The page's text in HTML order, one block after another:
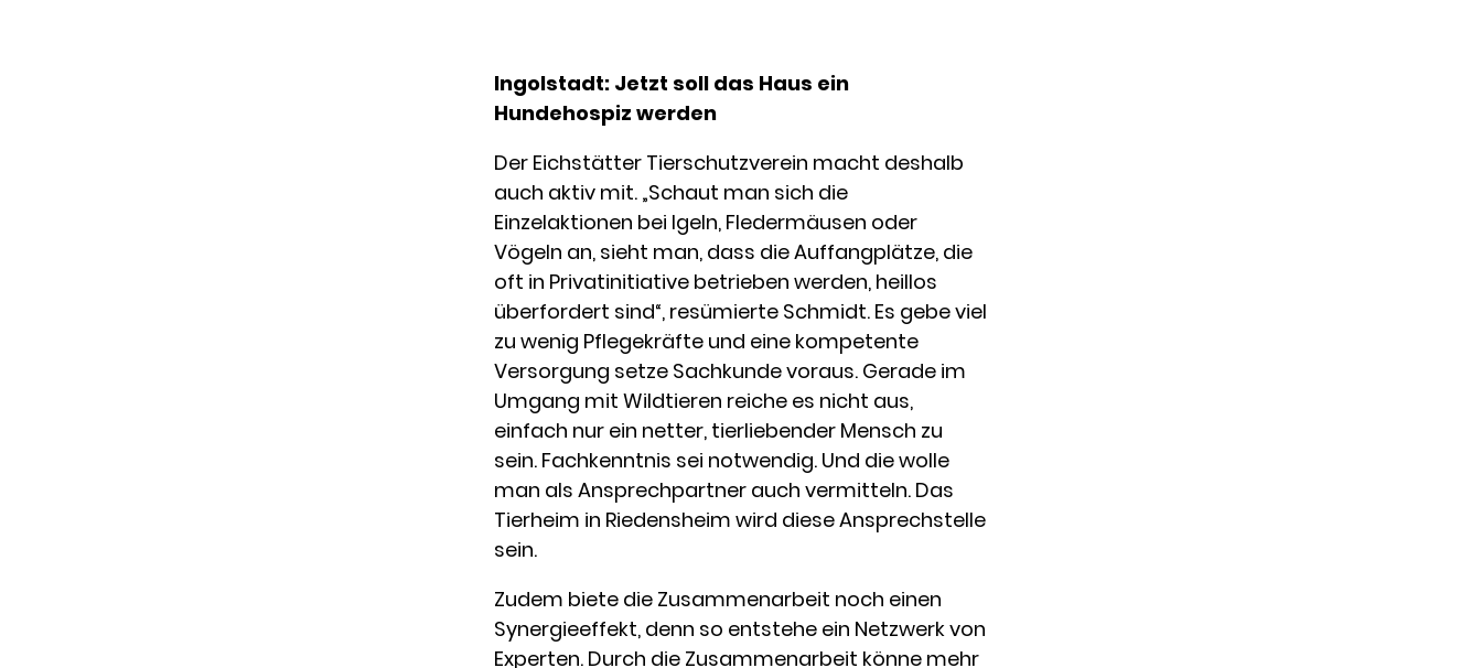
Ingolstadt: Jetzt soll das Haus ein
Hundehospiz werden
Der Eichstätter Tierschutzverein macht deshalb
auch aktiv mit. „Schaut man sich die
Einzelaktionen bei Igeln, Fledermäusen oder
Vögeln an, sieht man, dass die Auffangplätze, die
oft in Privatinitiative betrieben werden, heillos
überfordert sind“, resümierte Schmidt. Es gebe viel
zu wenig Pflegekräfte und eine kompetente
Versorgung setze Sachkunde voraus. Gerade im
Umgang mit Wildtieren reiche es nicht aus,
einfach nur ein netter, tierliebender Mensch zu
sein. Fachkenntnis sei notwendig. Und die wolle
man als Ansprechpartner auch vermitteln. Das
Tierheim in Riedensheim wird diese Ansprechstelle
sein.
Zudem biete die Zusammenarbeit noch einen
Synergieeffekt, denn so entstehe ein Netzwerk von
Experten. Durch die Zusammenarbeit könne mehr